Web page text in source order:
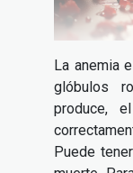
La anemia
glóbulos
produce,
Puede